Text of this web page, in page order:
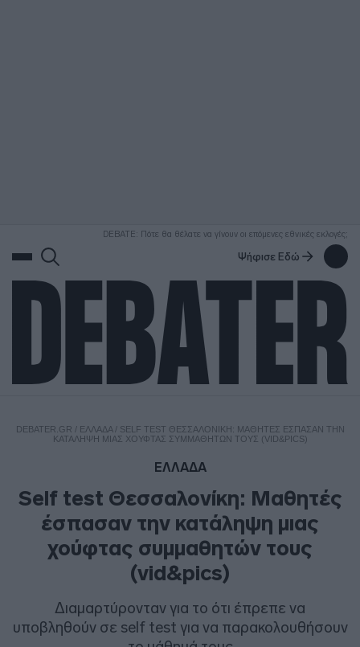
DEBATE: Πότε θα θέλατε να γίνουν οι επόμενες εθνικές εκλογές;
Ψήφισε Εδώ
DEBATER.GR / ΕΛΛΑΔΑ/ SELF TEST ΘΕΣΣΑΛΟΝΊΚΗ: ΜΑΘΗΤΈΣ ΈΣΠΑΣΑΝ ΤΗΝ
ΚΑΤΆΛΗΨΗ ΜΙΑΣ ΧΟΎΦΤΑΣ ΣΥΜΜΑΘΗΤΏΝ ΤΟΥΣ (VID&PICS)
ΕΛΛΑΔΑ
Self test Θεσσαλονίκη: Μαθητές
έσπασαν την κατάληψη μιας
χούφτας συμμαθητών τους
(vid&pics)
Διαμαρτύρονταν για το ότι έπρεπε να
υποβληθούν σε self test για να παρακολουθήσουν